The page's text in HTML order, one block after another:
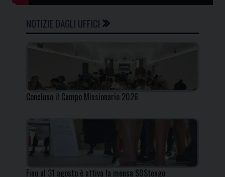
NOTIZIE DAGLI UFFICI
Concluso il Campo Missionario 2026
Fino al 31 agosto è attiva la mensa SOStengo